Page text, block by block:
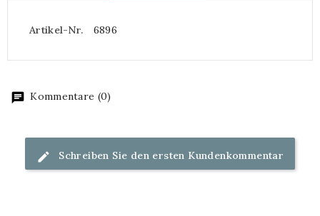
Artikel-Nr. 6896
Kommentare (0)
Schreiben Sie den ersten Kundenkommentar